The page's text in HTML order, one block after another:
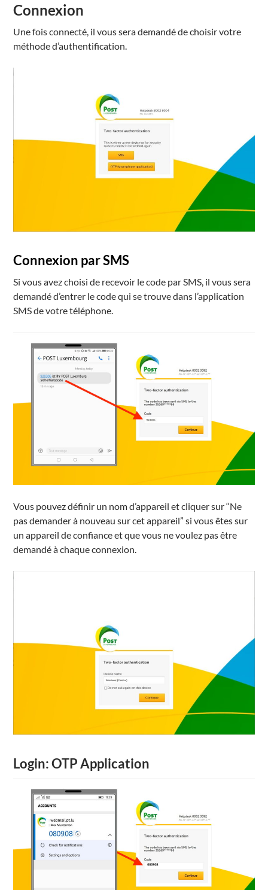
Connexion
Une fois connecté, il vous sera demandé de choisir votre
méthode d’authentification.
Connexion par SMS
Si vous avez choisi de recevoir le code par SMS, il vous sera
demandé d’entrer le code qui se trouve dans l’application
SMS de votre téléphone.
Vous pouvez définir un nom d’appareil et cliquer sur “Ne
pas demander à nouveau sur cet appareil” si vous êtes sur
un appareil de confiance et que vous ne voulez pas être
demandé à chaque connexion.
Login: OTP Application